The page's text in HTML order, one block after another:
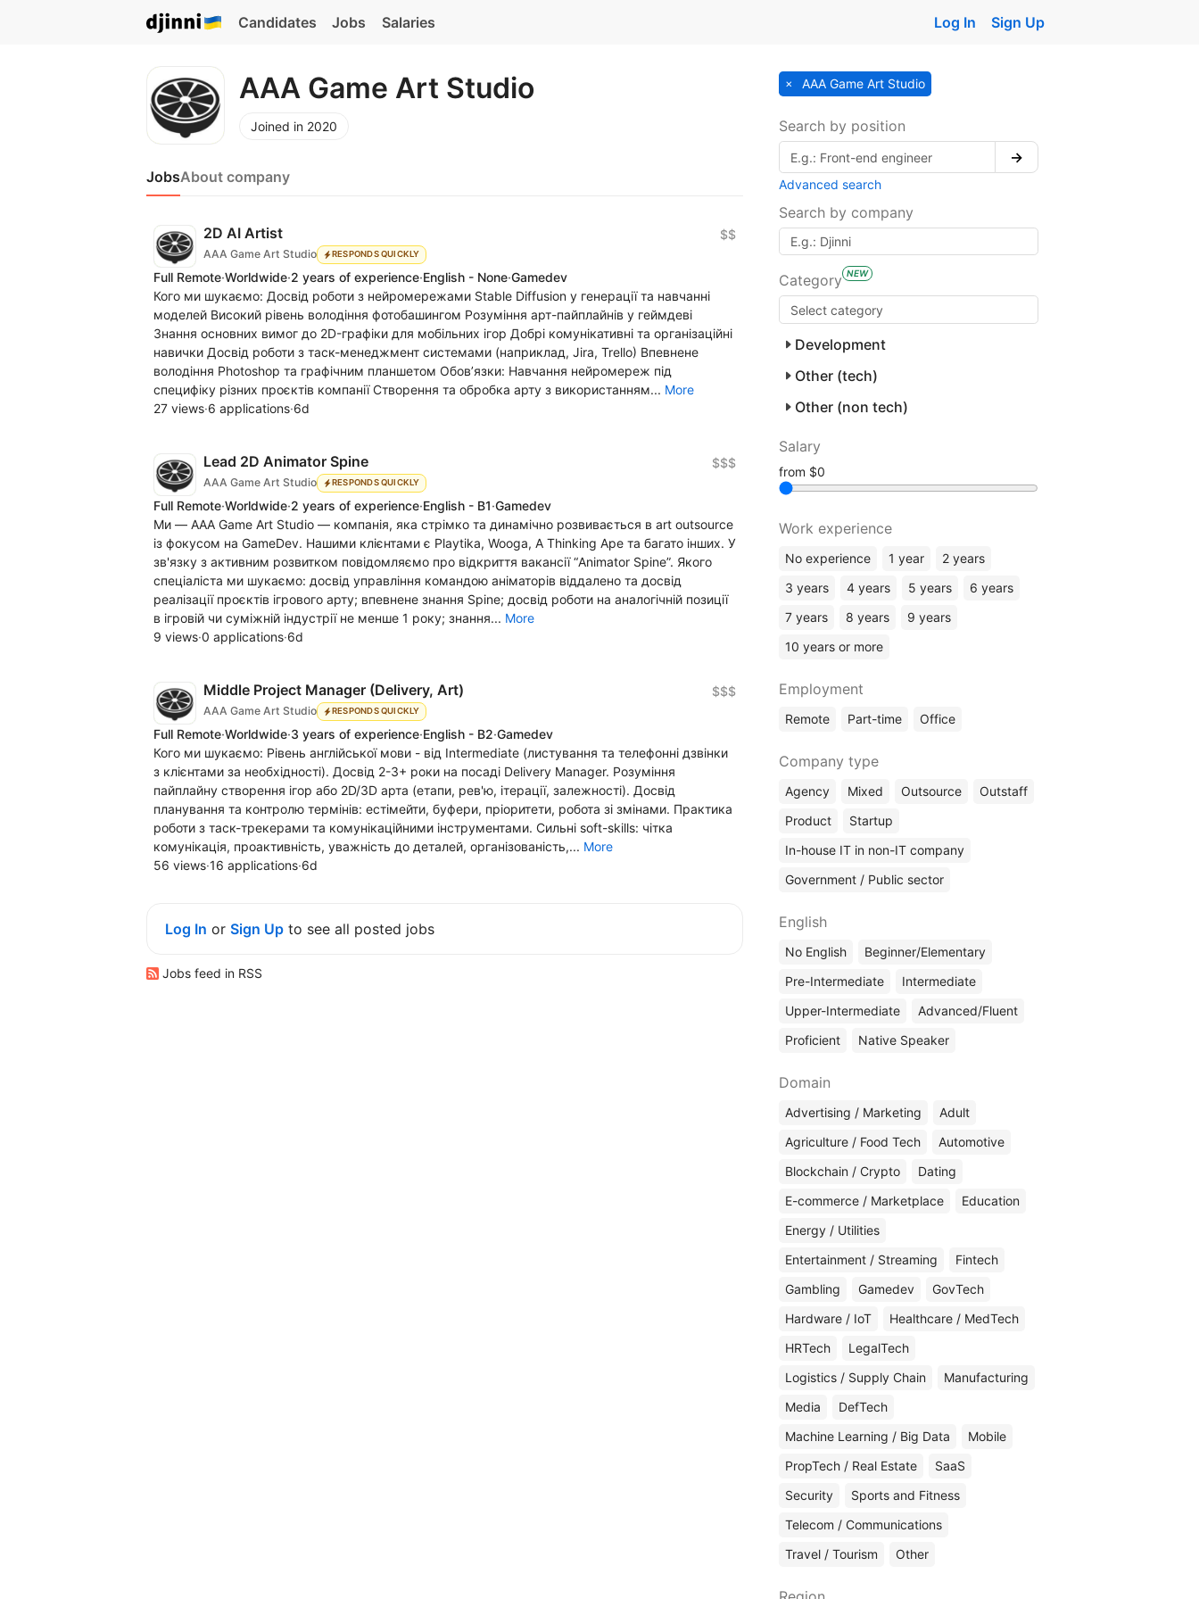
Candidates Jobs Salaries Log In Sign Up
AAA Game Art Studio
Joined in 2020
JobsAbout company
2D AI Artist
AAA Game Art Studio RESPONDS QUICKLY
$$
Full Remote·Worldwide·2 years of experience·English - None·Gamedev
Кого ми шукаємо: Досвід роботи з нейромережами Stable Diffusion у генерації та навчанні
моделей Високий рівень володіння фотобашингом Розуміння арт-пайплайнів у геймдеві
Знання основних вимог до 2D-графіки для мобільних ігор Добрі комунікативні та організаційні
навички Досвід роботи з таск-менеджмент системами (наприклад, Jira, Trello) Впевнене
володіння Photoshop та графічним планшетом Обов’язки: Навчання нейромереж під
специфіку різних проєктів компанії Створення та обробка арту з використанням... More
27 views·6 applications·6d
Lead 2D Animator Spine
AAA Game Art Studio RESPONDS QUICKLY
$$$
Full Remote·Worldwide·2 years of experience·English - B1·Gamedev
Ми — AAA Game Art Studio — компанія, яка стрімко та динамічно розвивається в art outsource
із фокусом на GameDev. Нашими клієнтами є Playtika, Wooga, A Thinking Ape та багато інших. У
зв'язку з активним розвитком повідомляємо про відкриття вакансії “Animator Spine”. Якого
спеціаліста ми шукаємо: досвід управління командою аніматорів віддалено та досвід
реалізації проєктів ігрового арту; впевнене знання Spine; досвід роботи на аналогічній позиції
в ігровій чи суміжній індустрії не менше 1 року; знання... More
9 views·0 applications·6d
Middle Project Manager (Delivery, Art)
AAA Game Art Studio RESPONDS QUICKLY
$$$
Full Remote·Worldwide·3 years of experience·English - B2·Gamedev
Кого ми шукаємо: Рівень англійської мови - від Intermediate (листування та телефонні дзвінки
з клієнтами за необхідності). Досвід 2-3+ роки на посаді Delivery Manager. Розуміння
пайплайну створення ігор або 2D/3D арта (етапи, рев'ю, ітерації, залежності). Досвід
планування та контролю термінів: естімейти, буфери, пріоритети, робота зі змінами. Практика
роботи з таск-трекерами та комунікаційними інструментами. Сильні soft-skills: чітка
комунікація, проактивність, уважність до деталей, організованість,... More
56 views·16 applications·6d
Log In or Sign Up to see all posted jobs
Jobs feed in RSS
AAA Game Art Studio
Search by position
→
Advanced search
Search by company
Category NEW
Development
Other (tech)
Other (non tech)
Salary
from
Work experience
No experience 1 year
2 years
3 years
4 years 5 years
6 years
7 years
8 years
9 years
10 years or more
Employment
Remote Part-time Office
Company type
Agency Mixed Outsource
Outstaff
Product
Startup
In-house IT in non-IT company
Government / Public sector
English
No English
Beginner/Elementary
Pre-Intermediate
Intermediate
Upper-Intermediate
Advanced/Fluent
Proficient
Native Speaker
Domain
Advertising / Marketing
Adult
Agriculture / Food Tech
Automotive
Blockchain / Crypto
Dating
E-commerce / Marketplace
Education
Energy / Utilities
Entertainment / Streaming
Fintech
Gambling
Gamedev
GovTech
Hardware / IoT
Healthcare / MedTech
HRTech
LegalTech
Logistics / Supply Chain
Manufacturing
Media
DefTech
Machine Learning / Big Data
Mobile
PropTech / Real Estate
SaaS
Security
Sports and Fitness
Telecom / Communications
Travel / Tourism
Other